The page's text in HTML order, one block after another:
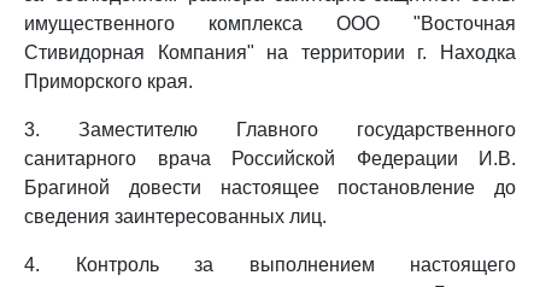
имущественного комплекса ООО "Восточная
Стивидорная Компания" на территории г. Находка
Приморского края.
3. Заместителю Главного государственного
санитарного врача Российской Федерации И.В.
Брагиной довести настоящее постановление до
сведения заинтересованных лиц.
4. Контроль за выполнением настоящего